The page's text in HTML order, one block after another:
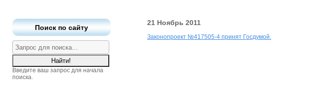
Поиск по сайту
Введите ваш запрос для начала
поиска.
21 Ноябрь 2011
Законопроект №417505-4 принят Госдумой.